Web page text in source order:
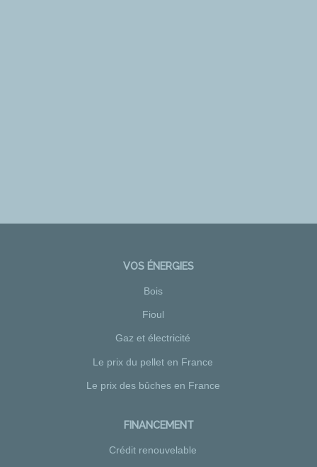
VOS ÉNERGIES
Bois
Fioul
Gaz et électricité
Le prix du pellet en France
Le prix des bûches en France
FINANCEMENT
Crédit renouvelable